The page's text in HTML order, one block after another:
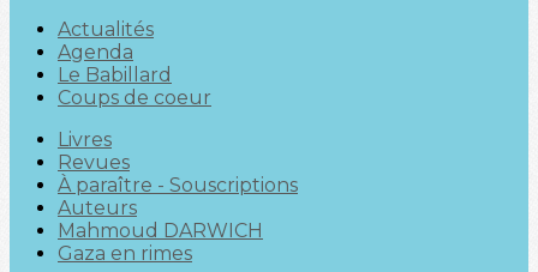
Actualités
Agenda
Le Babillard
Coups de coeur
Livres
Revues
À paraître - Souscriptions
Auteurs
Mahmoud DARWICH
Gaza en rimes